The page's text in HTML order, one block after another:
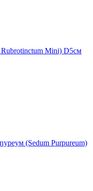
Mini) D5см
(Sedum Purpureum)